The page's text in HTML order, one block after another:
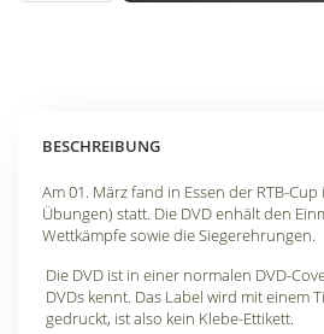
BESCHREIBUNG
Am 01. März fand in Essen der RTB-Cup
Übungen) statt. Die DVD enhält den
Wettkämpfe sowie die Siegerehrungen.
Die DVD ist in einer normalen DVD-
DVDs kennt. Das Label wird mit einem
gedruckt, ist also kein Klebe-Ettikett.